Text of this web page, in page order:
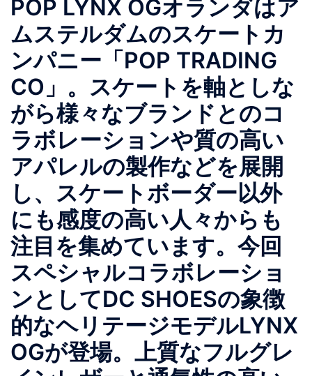
ュ
ー
POP LYNX OGオランダはア
ムステルダムのスケートカ
ンパニー「POP TRADING
CO」。スケートを軸としな
がら様々なブランドとのコ
ラボレーションや質の高い
アパレルの製作などを展開
し、スケートボーダー以外
にも感度の高い人々からも
注目を集めています。今回
スペシャルコラボレーショ
ンとしてDC SHOESの象徴
的なヘリテージモデルLYNX
OGが登場。上質なフルグレ